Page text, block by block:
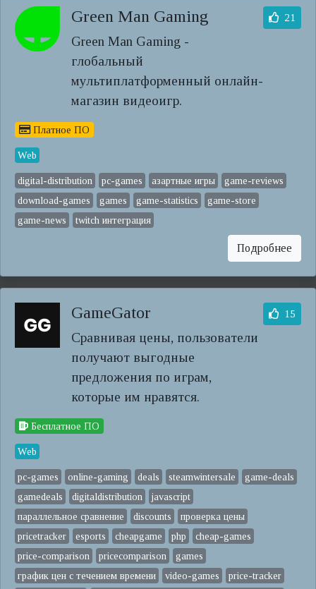
Green Man Gaming
Green Man Gaming -
глобальный
мультиплатформенный онлайн-
магазин видеоигр.
21
Платное ПО
Web
digital-distribution pc-games азартные игры
game-reviews
download-games
games game-statistics
game-store
game-news
twitch интеграция
Подробнее
GameGator
Сравнивая цены, пользователи
получают выгодные
предложения по играм,
которые им нравятся.
15
Бесплатное ПО
Web
pc-games online-gaming deals steamwintersale
game-deals
gamedeals
digitaldistribution
javascript
параллельное сравнение
discounts
проверка цены
pricetracker
esports cheapgame php
cheap-games
price-comparison
pricecomparison
games
график цен с течением времени
video-games price-tracker